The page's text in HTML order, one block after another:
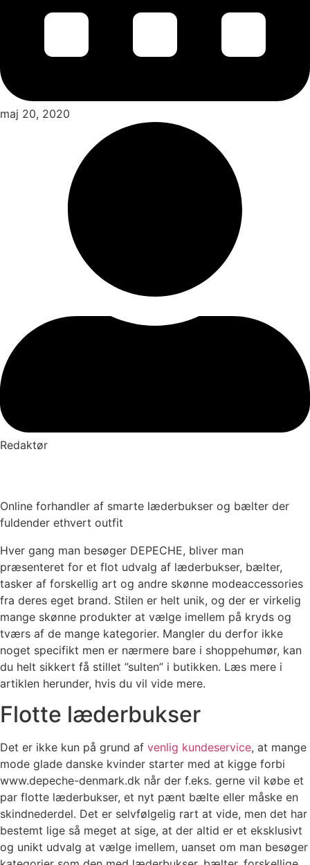
maj 20, 2020
Redaktør
Online forhandler af smarte læderbukser og bælter der
fuldender ethvert outfit
Hver gang man besøger DEPECHE, bliver man
præsenteret for et flot udvalg af læderbukser, bælter,
tasker af forskellig art og andre skønne modeaccessories
fra deres eget brand. Stilen er helt unik, og der er virkelig
mange skønne produkter at vælge imellem på kryds og
tværs af de mange kategorier. Mangler du derfor ikke
noget specifikt men er nærmere bare i shoppehumør, kan
du helt sikkert få stillet ”sulten” i butikken. Læs mere i
artiklen herunder, hvis du vil vide mere.
Flotte læderbukser
Det er ikke kun på grund af venlig kundeservice, at mange
mode glade danske kvinder starter med at kigge forbi
www.depeche-denmark.dk når der f.eks. gerne vil købe et
par flotte læderbukser, et nyt pænt bælte eller måske en
skindnederdel. Det er selvfølgelig rart at vide, men det har
bestemt lige så meget at sige, at der altid er et eksklusivt
og unikt udvalg at vælge imellem, uanset om man besøger